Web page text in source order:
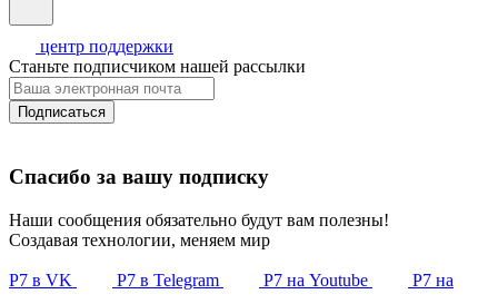
центр поддержки
Станьте подписчиком нашей рассылки
Подписаться
Спасибо за вашу подписку
Наши сообщения обязательно будут вам полезны!
Создавая технологии, меняем мир
Р7 в VK Р7 в Telegram Р7 на Youtube Р7 на